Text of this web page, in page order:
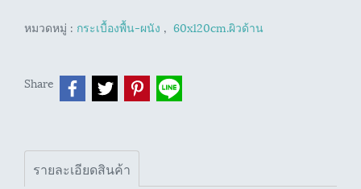
หมวดหมู่ : กระเบื้องพื้น-ผนัง , 60x120cm.ผิวด้าน
Share
รายละเอียดสินค้า